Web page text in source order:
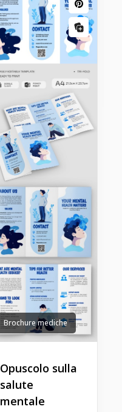
Brochure mediche
Opuscolo sulla
salute
mentale